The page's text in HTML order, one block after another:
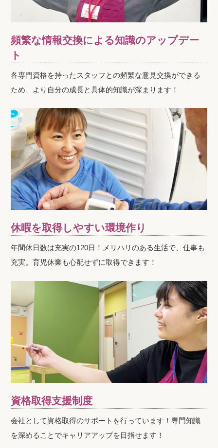
頻繁な情報交換による知識のアップデー
ト
各専門資格を持ったスタッフとの頻繁な意見交換ができる
ため、より自分の成長と具体的知識が深まります！
休暇を取得しやすい環境作り
年間休日数は充実の120日！メリハリのある生活で、仕事も
充実。育児休業も心配せずに取得できます！
資格取得支援制度
会社として資格取得のサポートを行っています！専門知識
を深めることでキャリアアップを目指せます！